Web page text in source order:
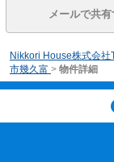
メールで共有
Nikkori House株式会社
市幾久富 > 物件詳細